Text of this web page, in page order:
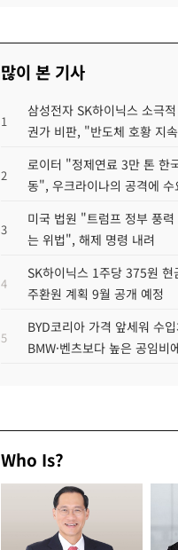
많이 본 기사
1
삼성전자 SK하이닉스 소극
권가 비판, "반도체 호황 지
2
로이터 "정제연료 3만 톤 한
동", 우크라이나의 공격에 수
3
미국 법원 "트럼프 정부 풍
는 위법", 해제 명령 내려
4
SK하이닉스 1주당 375원
주환원 계획 9월 공개 예정
5
BYD코리아 가격 앞세워 수
BMW·벤츠보다 높은 공임비
Who Is?